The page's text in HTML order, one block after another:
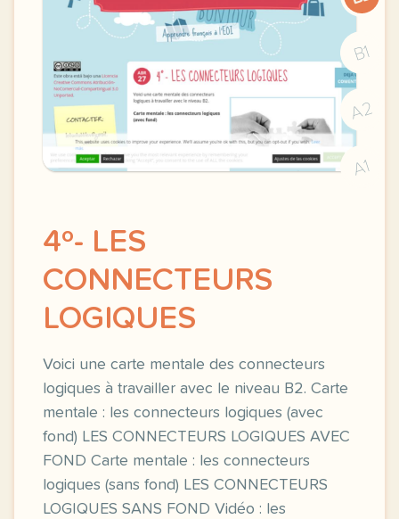
B1
A2
A1
4º- LES
CONNECTEURS
LOGIQUES
Voici une carte mentale des connecteurs
logiques à travailler avec le niveau B2. Carte
mentale : les connecteurs logiques (avec
fond) LES CONNECTEURS LOGIQUES AVEC
FOND Carte mentale : les connecteurs
logiques (sans fond) LES CONNECTEURS
LOGIQUES SANS FOND Vidéo : les